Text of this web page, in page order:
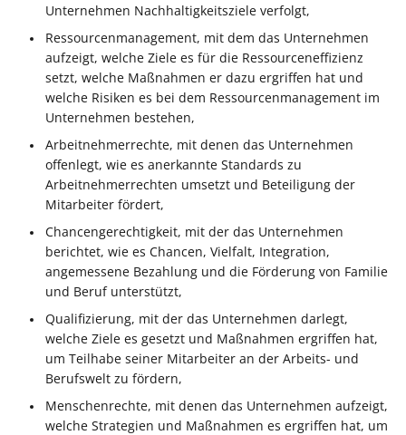
Unternehmen Nachhaltigkeitsziele verfolgt,
Ressourcenmanagement, mit dem das Unternehmen
aufzeigt, welche Ziele es für die Ressourceneffizienz
setzt, welche Maßnahmen er dazu ergriffen hat und
welche Risiken es bei dem Ressourcenmanagement im
Unternehmen bestehen,
Arbeitnehmerrechte, mit denen das Unternehmen
offenlegt, wie es anerkannte Standards zu
Arbeitnehmerrechten umsetzt und Beteiligung der
Mitarbeiter fördert,
Chancengerechtigkeit, mit der das Unternehmen
berichtet, wie es Chancen, Vielfalt, Integration,
angemessene Bezahlung und die Förderung von Familie
und Beruf unterstützt,
Qualifizierung, mit der das Unternehmen darlegt,
welche Ziele es gesetzt und Maßnahmen ergriffen hat,
um Teilhabe seiner Mitarbeiter an der Arbeits- und
Berufswelt zu fördern,
Menschenrechte, mit denen das Unternehmen aufzeigt,
welche Strategien und Maßnahmen es ergriffen hat, um